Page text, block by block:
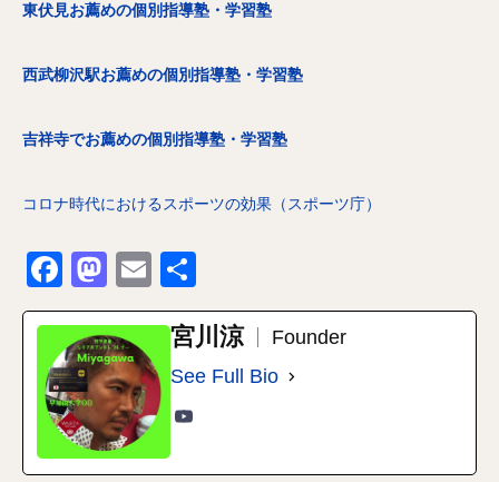
東伏見お薦めの個別指導塾・学習塾
西武柳沢駅お薦めの個別指導塾・学習塾
吉祥寺でお薦めの個別指導塾・学習塾
コロナ時代におけるスポーツの効果（スポーツ庁）
Facebook
Mastodon
Email
有
宮川涼
Founder
See Full Bio